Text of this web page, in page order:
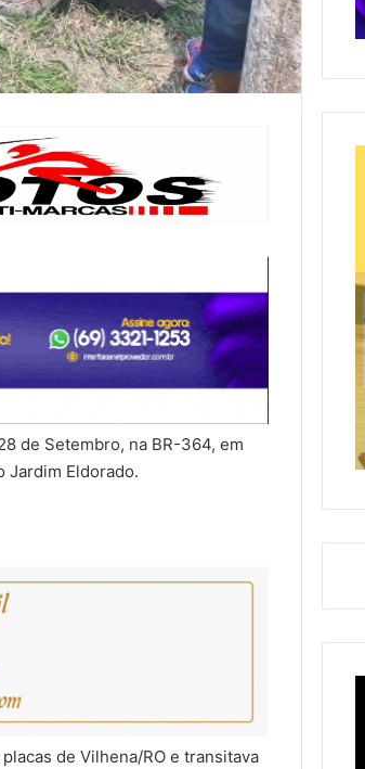
de Setembro, na BR-364, em
Jardim Eldorado.
de Vilhena/RO e transitava